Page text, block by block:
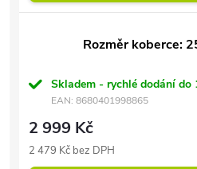
Rozměr koberce:
Skladem - rychlé dodání do
EAN: 8680401998865
2 999 Kč
2 479 Kč bez DPH